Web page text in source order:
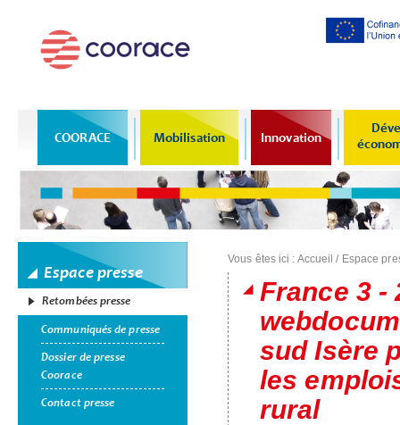
COORACE Mobilisation Innovation
Espace presse
Retombées presse
Communiqués de presse
Dossier de presse
Coorace
Contact presse
Vous êtes ici : Accueil / Espace
France 3 -
sud Isère
les
rural